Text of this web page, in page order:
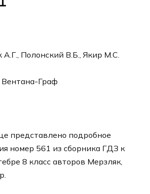
А.Г., Полонский В.Б., Якир М.С.
Вентана-Граф
представлено подробное
номер 561 из сборника ГДЗ к
8 класс авторов Мерзляк,